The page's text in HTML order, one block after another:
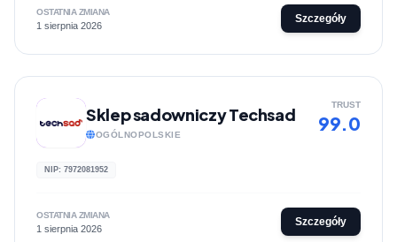
OSTATNIA ZMIANA
1 sierpnia 2026
Szczegóły
Sklep sadowniczy Techsad
OGÓLNOPOLSKIE
TRUST
99.0
NIP: 7972081952
OSTATNIA ZMIANA
1 sierpnia 2026
Szczegóły